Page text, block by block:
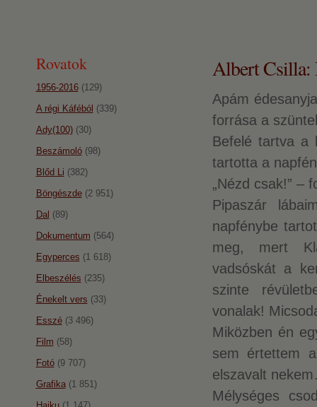
Albert Csilla:
Apám
forrása a
Befelé tartva a
tartotta a
„Nézd csak!” –
Pipaszár
napfénybe
meg, mert
vadsóskát a
szinte
vonalak!
Miközben én
sem értettem
elszavalt
Mélységes
Rovatok
1956-2016(129)
A régi Káféból (339)
Ady(100)(30)
Beszámoló(98)
Blőd Li (382)
Böngészde(2 951)
Dal (89)
Dokumentum (564)
Egyperces (1 618)
Elbeszélés (235)
Énekelt vers (33)
Esszé(3 496)
Film (58)
Fotó(9 707)
Grafika(1 851)